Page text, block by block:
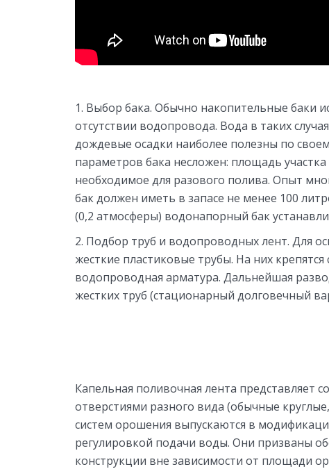
Выбор бака. Обычно накопительные баки
отсутствии водопровода. Вода в таких
дождевые осадки наиболее полезны по
параметров бака несложен: площадь
необходимое для разового полива. Опыт
бак должен иметь в запасе не менее 100
(0,2 атмосферы) водонапорный бак
Подбор труб и водопроводных лент. Для
жесткие пластиковые трубы. На них
водопроводная арматура. Дальнейшая
жестких труб (стационарный долговечный
Капельная поливочная лента представляет
отверстиями разного вида (обычные
систем орошения выпускаются в
регулировкой подачи воды. Они призваны
конструкции вне зависимости от площади